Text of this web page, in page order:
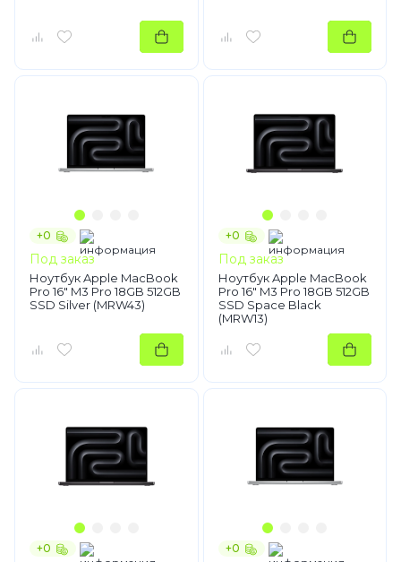
+0
Под заказ
Ноутбук Apple MacBook
Pro 16" M3 Pro 18GB 512GB
SSD Silver (MRW43)
+0
Под заказ
Ноутбук Apple MacBook
Pro 16" M3 Pro 18GB 512GB
SSD Space Black
(MRW13)
+0 +0